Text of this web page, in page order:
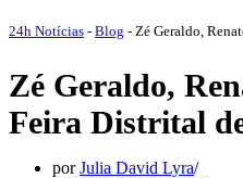
24h Notícias - Blog - Zé Geraldo,
Zé Geraldo,
Feira Distrital
porJulia David Lyra